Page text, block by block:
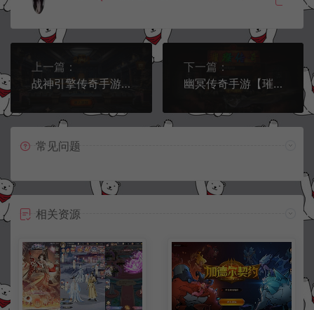
上一篇：
战神引擎传奇手游【龍之傳奇三职业】7月最新整理Win一键服务端+GM授权后台+安卓苹果双端+详细搭建教程+视频教程
下一篇：
幽冥传奇手游【璀璨合击三职业】7月最新整理Win一键服务端+多区跨服+管理后台+GM授权后台+安卓苹果双端+详细搭建教程+视频教程
常见问题
相关资源